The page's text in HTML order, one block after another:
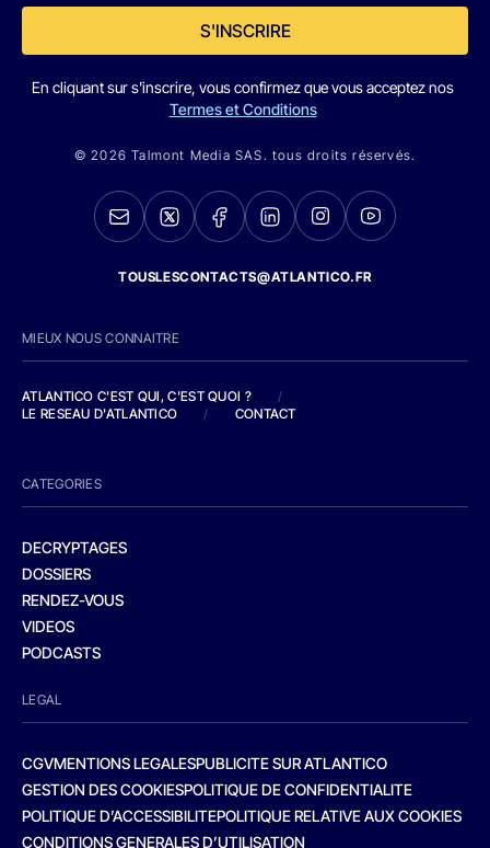
S'INSCRIRE
En cliquant sur s'inscrire, vous confirmez que vous acceptez nos
Termes et Conditions
© 2026 Talmont Media SAS. tous droits réservés.
TOUSLESCONTACTS@ATLANTICO.FR
MIEUX NOUS CONNAITRE
ATLANTICO C'EST QUI, C'EST QUOI ?
/
LE RESEAU D'ATLANTICO
/ CONTACT
CATEGORIES
DECRYPTAGES
DOSSIERS
RENDEZ-VOUS
VIDEOS
PODCASTS
LEGAL
CGVMENTIONS LEGALESPUBLICITE SUR ATLANTICO
GESTION DES COOKIESPOLITIQUE DE CONFIDENTIALITE
POLITIQUE D’ACCESSIBILITEPOLITIQUE RELATIVE AUX COOKIES
CONDITIONS GENERALES D’UTILISATION